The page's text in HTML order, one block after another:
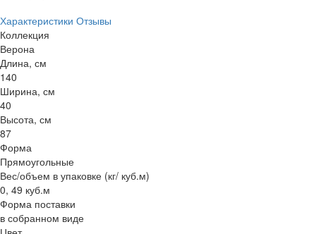
Характеристики Отзывы
Коллекция
Верона
Длина, см
140
Ширина, см
40
Высота, см
87
Форма
Прямоугольные
Вес/объем в упаковке (кг/ куб.м)
0, 49 куб.м
Форма поставки
в собранном виде